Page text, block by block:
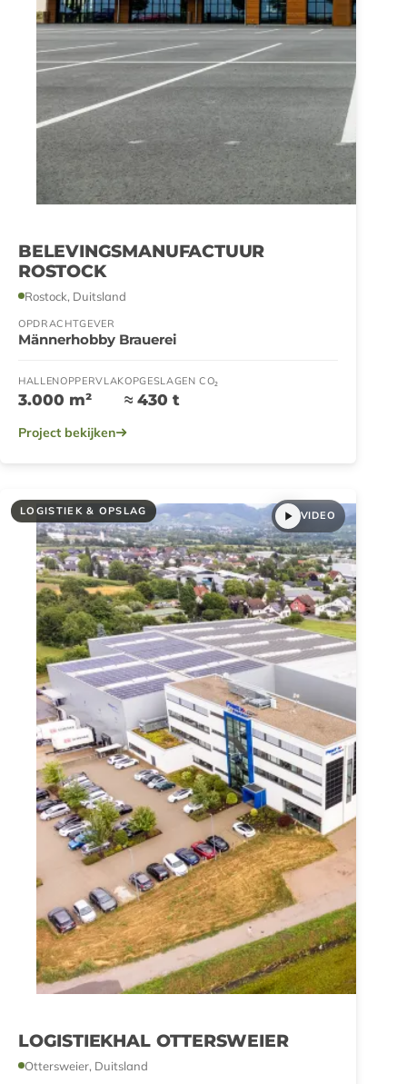
BELEVINGSMANUFACTUUR
ROSTOCK
Rostock, Duitsland
OPDRACHTGEVER
Männerhobby Brauerei
HALLENOPPERVLAK
3.000 m²
OPGESLAGEN CO₂
≈ 430 t
Project bekijken
LOGISTIEK & OPSLAG VIDEO
LOGISTIEKHAL OTTERSWEIER
Ottersweier, Duitsland